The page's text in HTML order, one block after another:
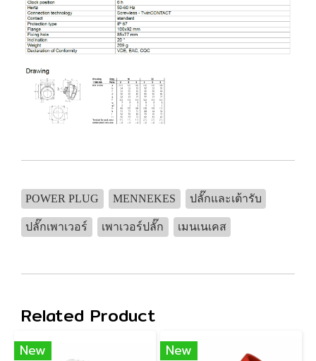
POWER PLUG MENNEKES ปลั๊กและเต้ารับ
ปลั๊กเพาเวอร์ เพาเวอร์ปลั๊ก เมนเนเคส
Related Product
New New